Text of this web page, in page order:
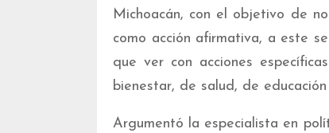
Michoacán, con el objetivo de
como acción afirmativa, a este
que ver con acciones
bienestar, de salud, de
Argumentó la especialista en